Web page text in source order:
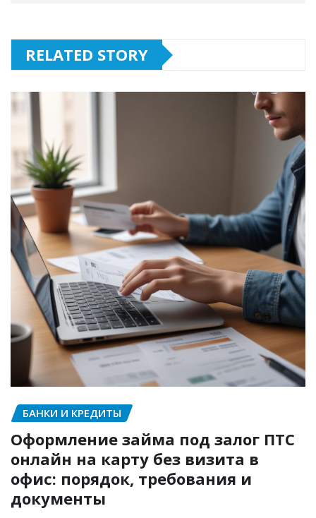
RELATED STORY
БАНКИ И КРЕДИТЫ
Оформление займа под залог ПТС
онлайн на карту без визита в
офис: порядок, требования и
документы